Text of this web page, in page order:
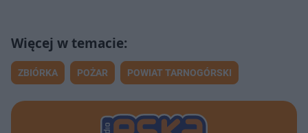
ZBIÓRKA POŻAR POWIAT TARNOGÓRSKI